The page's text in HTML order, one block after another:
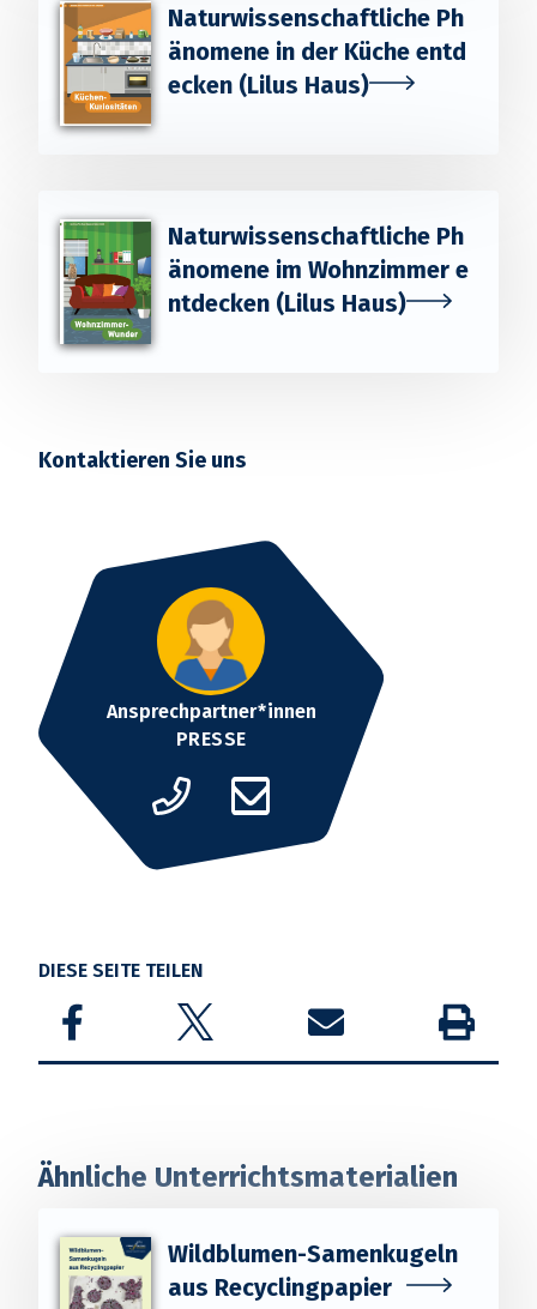
Naturwissenschaftliche Ph
änomene in der Küche entd
ecken (Lilus Haus)
Naturwissenschaftliche Ph
änomene im Wohnzimmer e
ntdecken (Lilus Haus)
Kontaktieren Sie uns
Ansprechpartner*innen
PRESSE
DIESE SEITE TEILEN
Share on FacebookShare on TwitterShare by email Drucken
Ähnliche Unterrichtsmaterialien
Wildblumen-Samenkugeln
aus Recyclingpapier